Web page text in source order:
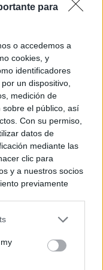
para
o accedemos a
cookies, y
identificadores
un dispositivo,
medición de
sobre el público, así
Con su permiso,
datos de
mediante las
clic para
y a nuestros socios
previamente
que algún
derecho de
se aplicarán